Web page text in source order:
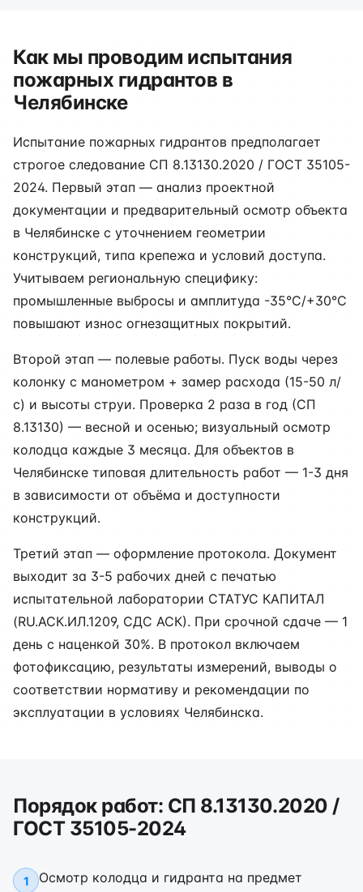
Как мы проводим испытания
пожарных гидрантов в
Челябинске
Испытание пожарных гидрантов предполагает
строгое следование СП 8.13130.2020 / ГОСТ 35105-
2024. Первый этап — анализ проектной
документации и предварительный осмотр объекта
в Челябинске с уточнением геометрии
конструкций, типа крепежа и условий доступа.
Учитываем региональную специфику:
промышленные выбросы и амплитуда -35°C/+30°C
повышают износ огнезащитных покрытий.
Второй этап — полевые работы. Пуск воды через
колонку с манометром + замер расхода (15-50 л/
с) и высоты струи. Проверка 2 раза в год (СП
8.13130) — весной и осенью; визуальный осмотр
колодца каждые 3 месяца. Для объектов в
Челябинске типовая длительность работ — 1-3 дня
в зависимости от объёма и доступности
конструкций.
Третий этап — оформление протокола. Документ
выходит за 3-5 рабочих дней с печатью
испытательной лаборатории СТАТУС КАПИТАЛ
(RU.АСК.ИЛ.1209, СДС АСК). При срочной сдаче — 1
день с наценкой 30%. В протокол включаем
фотофиксацию, результаты измерений, выводы о
соответствии нормативу и рекомендации по
эксплуатации в условиях Челябинска.
Порядок работ: СП 8.13130.2020 /
ГОСТ 35105-2024
1
Осмотр колодца и гидранта на предмет